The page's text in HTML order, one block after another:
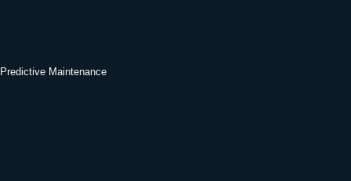
Predictive Maintenance